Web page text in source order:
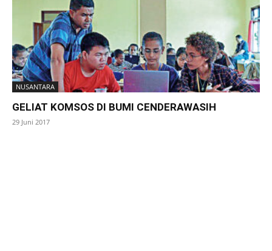
NUSANTARA
GELIAT KOMSOS DI BUMI CENDERAWASIH
29 Juni 2017